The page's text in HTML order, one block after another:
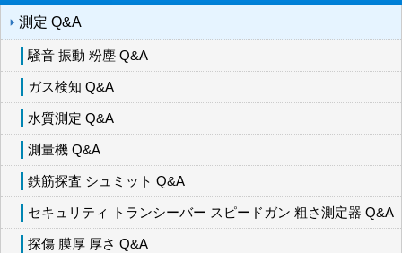
測定 Q&A
騒音 振動 粉塵 Q&A
ガス検知 Q&A
水質測定 Q&A
測量機 Q&A
鉄筋探査 シュミット Q&A
セキュリティ トランシーバー スピードガン 粗さ測定器 Q&A
探傷 膜厚 厚さ Q&A